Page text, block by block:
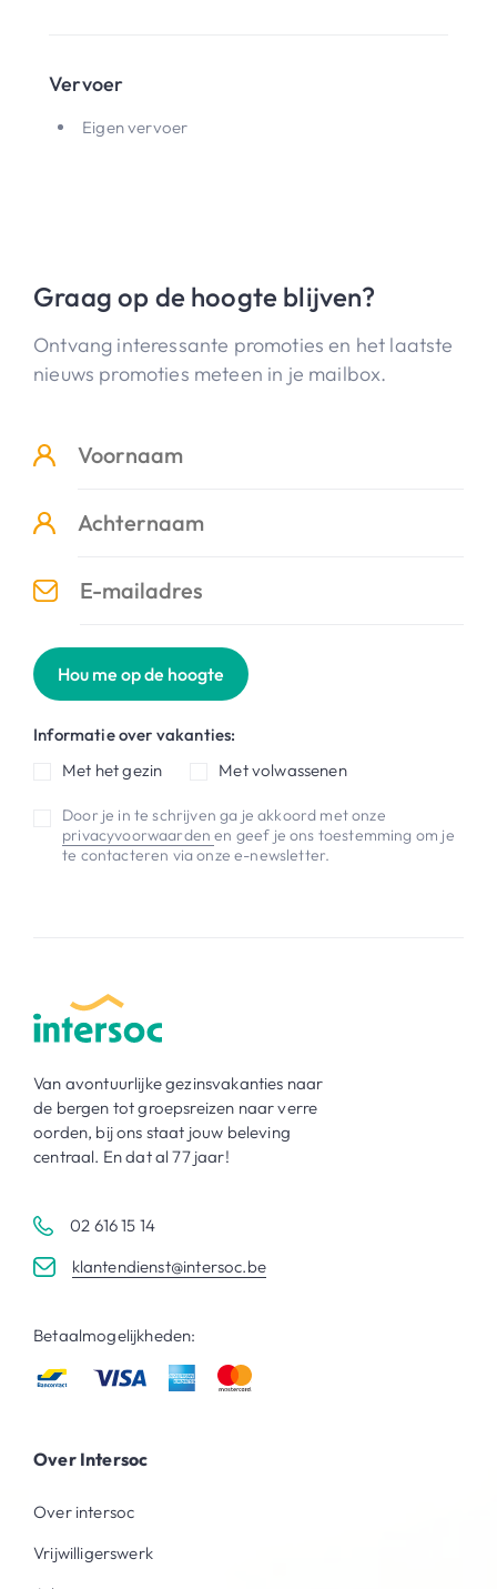
Vervoer
Eigen vervoer
Graag op de hoogte blijven?
Ontvang interessante promoties en het laatste
nieuws promoties meteen in je mailbox.
Hou me op de hoogte
Informatie over vakanties:
Met het gezin
Met volwassenen
Door je in te schrijven ga je akkoord met onze
privacyvoorwaardenen geef je ons toestemming om je
te contacteren via onze e-newsletter.
Van avontuurlijke gezinsvakanties naar
de bergen tot groepsreizen naar verre
oorden, bij ons staat jouw beleving
centraal. En dat al 77 jaar!
02 616 15 14
klantendienst@intersoc.be
Betaalmogelijkheden:
Over Intersoc
Over intersoc
Vrijwilligerswerk